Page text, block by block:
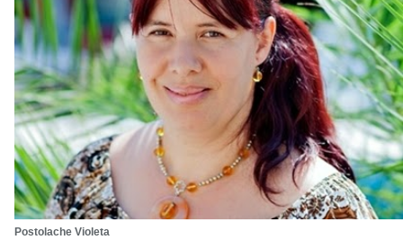
Postolache Violeta